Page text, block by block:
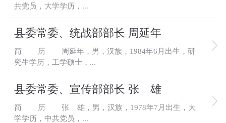
共党员，大学学历，...
县委常委、统战部部长 周延年
简 历 周延年，男，汉族，1984年6月出生，研
究生学历，工学硕士，...
县委常委、宣传部部长 张 雄
简 历 张 雄，男，汉族，1978年7月出生，大
学学历，中共党员，...